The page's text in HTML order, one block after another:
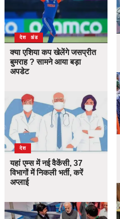
उत्तराखंड
देश
क्या एशिया कप खेलेंगे जसप्रीत
बुमराह ? सामने आया बड़ा
अपडेट
देश
यहां एम्स में नई वैकेंसी, 37
विभागों में निकली भर्ती, करें
अप्लाई